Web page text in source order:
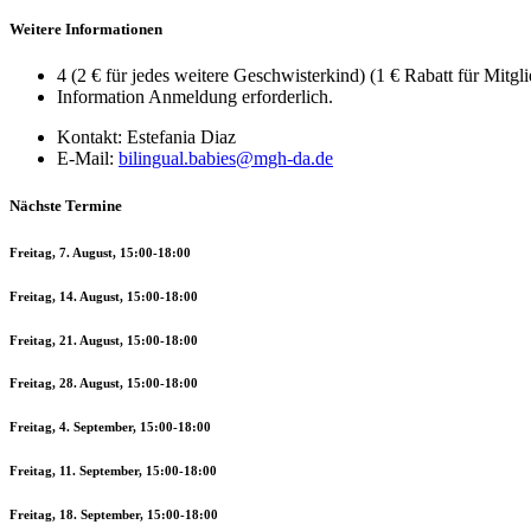
Weitere Informationen
4 (2 € für jedes weitere Geschwisterkind) (1 € Rabatt für
InformationAnmeldung erforderlich.
Kontakt: Estefania Diaz
E-Mail: bilingual.babies@mgh-da.de
Nächste Termine
Freitag, 7. August, 15:00-18:00
Freitag, 14. August, 15:00-18:00
Freitag, 21. August, 15:00-18:00
Freitag, 28. August, 15:00-18:00
Freitag, 4. September, 15:00-18:00
Freitag, 11. September, 15:00-18:00
Freitag, 18. September, 15:00-18:00